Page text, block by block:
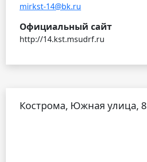
mirkst-14@bk.ru
Официальный сайт
http://14.kst.msudrf.ru
Кострома, Южная улица, 8